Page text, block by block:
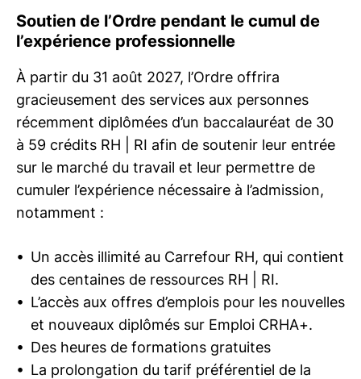
Soutien de l’Ordre pendant le cumul de
l’expérience professionnelle
À partir du 31 août 2027, l’Ordre offrira
gracieusement des services aux personnes
récemment diplômées d’un baccalauréat de 30
à 59 crédits RH | RI afin de soutenir leur entrée
sur le marché du travail et leur permettre de
cumuler l’expérience nécessaire à l’admission,
notamment :
Un accès illimité au Carrefour RH, qui contient
des centaines de ressources RH | RI.
L’accès aux offres d’emplois pour les nouvelles
et nouveaux diplômés sur Emploi CRHA+.
Des heures de formations gratuites
La prolongation du tarif préférentiel de la